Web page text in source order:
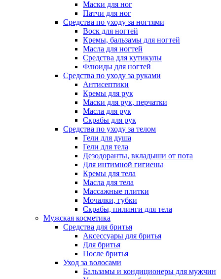
Маски для ног
Патчи для ног
Средства по уходу за ногтями
Воск для ногтей
Кремы, бальзамы для ногтей
Масла для ногтей
Средства для кутикулы
Флюиды для ногтей
Средства по уходу за руками
Антисептики
Кремы для рук
Маски для рук, перчатки
Масла для рук
Скрабы для рук
Средства по уходу за телом
Гели для душа
Гели для тела
Дезодоранты, вкладыши от пота
Для интимной гигиены
Кремы для тела
Масла для тела
Массажные плитки
Мочалки, губки
Скрабы, пилинги для тела
Мужская косметика
Средства для бритья
Аксессуары для бритья
Для бритья
После бритья
Уход за волосами
Бальзамы и кондиционеры для мужчин